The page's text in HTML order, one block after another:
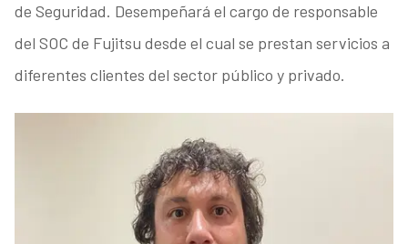
de Seguridad. Desempeñará el cargo de responsable
del SOC de Fujitsu desde el cual se prestan servicios a
diferentes clientes del sector público y privado.